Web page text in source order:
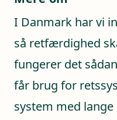
I Danmark har vi
så retfærdighed
fungerer det
får brug for
system med